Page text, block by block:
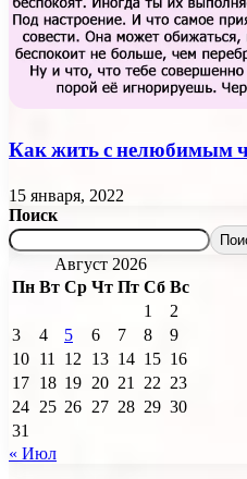
Как жить с нелюбимым
15 января, 2022
Поиск
Август 2026
Пн Вт Ср Чт Пт Сб Вс
1
2
3
4 5 6 7 8
9
10 11 12 13 14 15 16
17 18 19 20 21 22 23
24 25 26 27 28 29 30
31
« Июл